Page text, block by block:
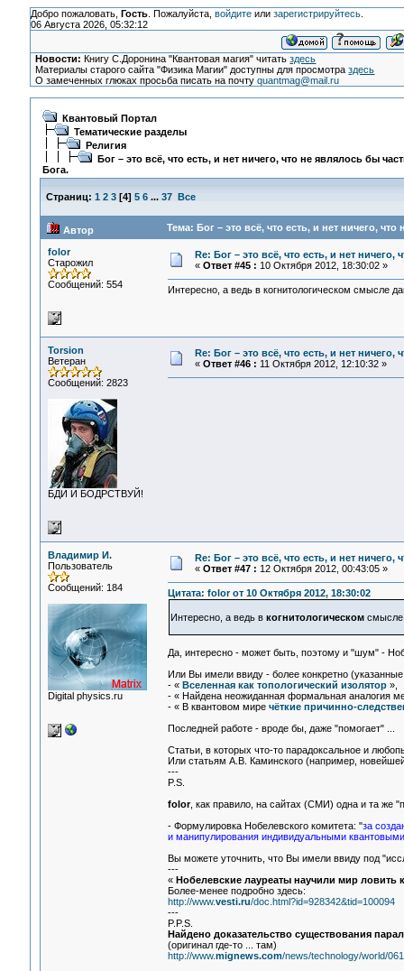
Добро пожаловать, Гость. Пожалуйста, войдитеили зарегистрируйтесь.
06 Августа 2026, 05:32:12
Новости: Книгу С.Доронина "Квантовая магия" читатьздесь
Материалы старого сайта "Физика Магии" доступны для просмотраздесь
О замеченных глюках просьба писать на почтуquantmag@mail.ru
Квантовый Портал
Тематические разделы
Религия
Бог – это всё, что есть, и нет ничего, что не являлось бы
Бога.
Страниц: 1 2 3[4] 5 6 ... 37 Все
Автор Тема: Бог – это всё, что есть, и нет ничего,
folor
Старожил
Сообщений: 554
Re: Бог – это всё, что есть, и нет
« Ответ #45 : 10 Октября 2012, 18:30:02 »
Интересно, а ведь в когнитологическом смысле
Torsion
Ветеран
Сообщений: 2823
БДИ И БОДРСТВУЙ!
Re: Бог – это всё, что есть, и нет
« Ответ #46 : 11 Октября 2012, 12:10:32 »
Владимир И.
Пользователь
Сообщений: 184
Digital physics.ru
Re: Бог – это всё, что есть, и нет
« Ответ #47 : 12 Октября 2012, 00:43:05 »
Цитата: folor от 10 Октября 2012, 18:30:02
Интересно, а ведь в когнитологическомсмысле
Да, интересно - может быть, поэтому и "шум" -
Или Вы имели ввиду - более конкретно
- « Вселенная как топологический изолятор»,
- « Найдена неожиданная формальная аналогия
- « В квантовом мире чёткие причинно-
Последней работе - вроде бы, даже "помогает" ...
Статьи, в которых что-то парадоксальное и
Или статьям А.В. Каминского (например,
---
P.S.
folor, как правило, на сайтах (СМИ) одна и та же
- Формулировка Нобелевского комитета: "за
и манипулирования индивидуальными
Вы можете уточнить, что Вы имели ввиду под
---
« Нобелевские лауреаты научили мир ловить
Более-менее подробно здесь:
http://www.vesti.ru/doc.html?id=928342&tid=100094
---
P.P.S.
Найдено доказательство существования
(оригинал где-то ... там)
http://www.mignews.com/news/technology/world/